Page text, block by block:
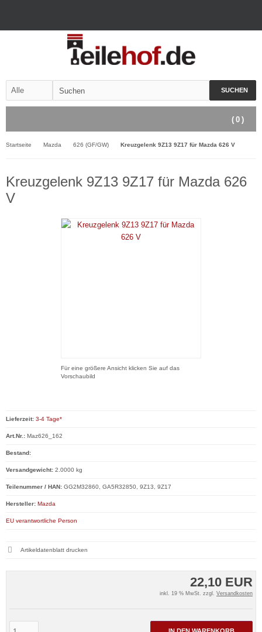
SUCHEN
( 0 )
Startseite Mazda 626 (GF/GW) Kreuzgelenk 9Z13 9Z17 für Mazda 626 V
Kreuzgelenk 9Z13 9Z17 für Mazda 626
V
Für eine größere Ansicht klicken Sie auf das
Vorschaubild
22,10 EUR
inkl. 19 % MwSt. zzgl. Versandkosten
Lieferzeit: 3-4 Tage*
Art.Nr.: Maz626_162
Bestand:
Versandgewicht: 2.0000 kg
Teilenummer / HAN: GG2M32860, GA5R32850, 9Z13, 9Z17
Hersteller: Mazda
EU verantwortliche Person
Artikeldatenblatt drucken